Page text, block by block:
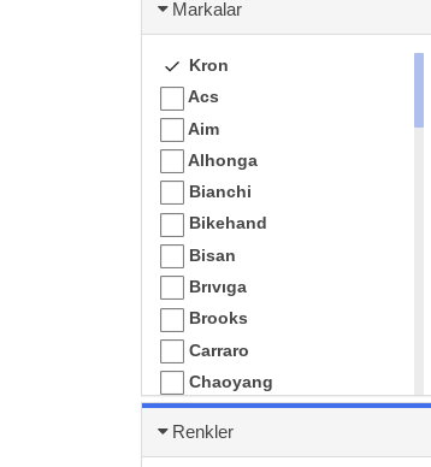
Markalar
Kron
Acs
Aim
Alhonga
Bianchi
Bikehand
Bisan
Brıvıga
Brooks
Carraro
Chaoyang
Cst
Dahon
Renkler